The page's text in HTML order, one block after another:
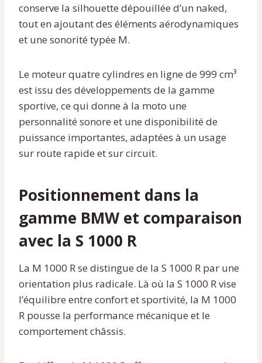
conserve la silhouette dépouillée d’un naked,
tout en ajoutant des éléments aérodynamiques
et une sonorité typée M.
Le moteur quatre cylindres en ligne de 999 cm³
est issu des développements de la gamme
sportive, ce qui donne à la moto une
personnalité sonore et une disponibilité de
puissance importantes, adaptées à un usage
sur route rapide et sur circuit.
Positionnement dans la
gamme BMW et comparaison
avec la S 1000 R
La M 1000 R se distingue de la S 1000 R par une
orientation plus radicale. Là où la S 1000 R vise
l’équilibre entre confort et sportivité, la M 1000
R pousse la performance mécanique et le
comportement châssis.